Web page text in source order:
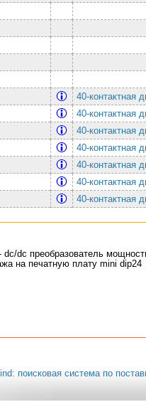
40-контактная
40-контактная
40-контактная
40-контактная
40-контактная
40-контактная
40-контактная
dc/dc преобразователь
на печатную плату mini dip24